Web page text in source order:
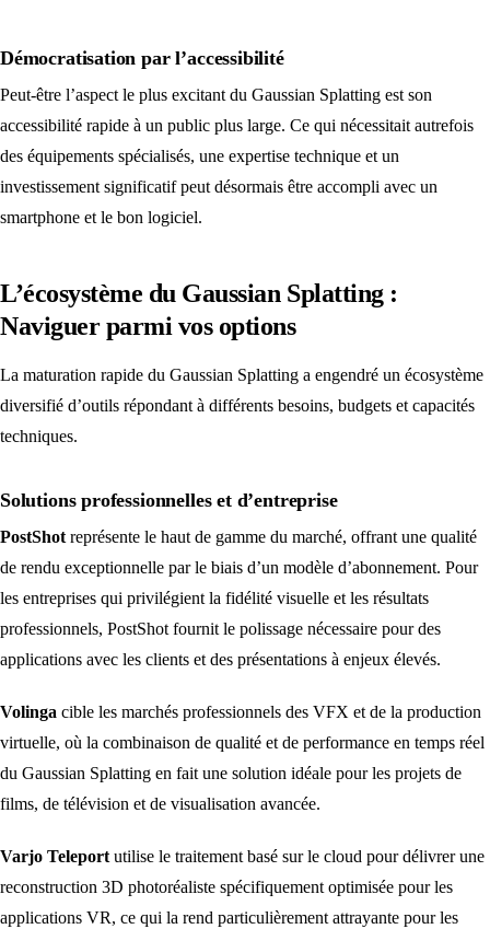
Démocratisation par l’accessibilité
Peut-être l’aspect le plus excitant du Gaussian Splatting est son
accessibilité rapide à un public plus large. Ce qui nécessitait autrefois
des équipements spécialisés, une expertise technique et un
investissement significatif peut désormais être accompli avec un
smartphone et le bon logiciel.
L’écosystème du Gaussian Splatting :
Naviguer parmi vos options
La maturation rapide du Gaussian Splatting a engendré un écosystème
diversifié d’outils répondant à différents besoins, budgets et capacités
techniques.
Solutions professionnelles et d’entreprise
PostShot représente le haut de gamme du marché, offrant une qualité
de rendu exceptionnelle par le biais d’un modèle d’abonnement. Pour
les entreprises qui privilégient la fidélité visuelle et les résultats
professionnels, PostShot fournit le polissage nécessaire pour des
applications avec les clients et des présentations à enjeux élevés.
Volinga cible les marchés professionnels des VFX et de la production
virtuelle, où la combinaison de qualité et de performance en temps réel
du Gaussian Splatting en fait une solution idéale pour les projets de
films, de télévision et de visualisation avancée.
Varjo Teleport utilise le traitement basé sur le cloud pour délivrer une
reconstruction 3D photoréaliste spécifiquement optimisée pour les
applications VR, ce qui la rend particulièrement attrayante pour les